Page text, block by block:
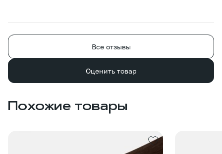
Все отзывы
Оценить товар
Похожие товары